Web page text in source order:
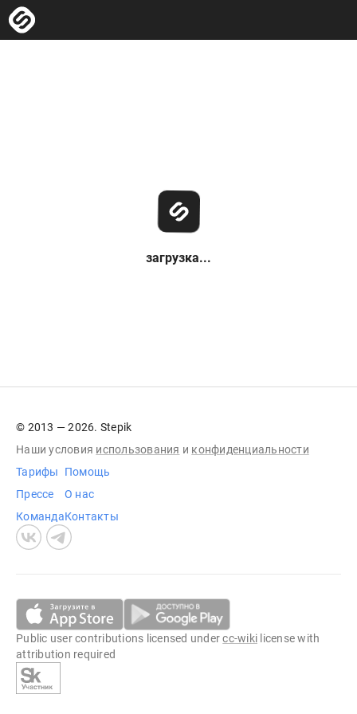
загрузка...
© 2013 — 2026. Stepik
Наши условия использования и конфиденциальности
Тарифы
Прессе
Команда
Помощь
О нас
Контакты
Public user contributions licensed undercc-wiki license with
attribution required